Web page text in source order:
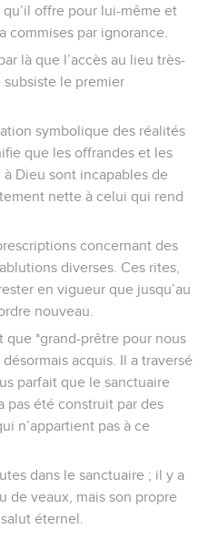
qu’il offre pour lui-même et
commises par ignorance.
là que l’accès au lieu très-
subsiste le premier
symbolique des réalités
que les offrandes et les
à Dieu sont incapables de
nette à celui qui rend
concernant des
diverses. Ces rites,
en vigueur que jusqu’au
nouveau.
que *grand-prêtre pour nous
acquis. Il a traversé
parfait que le sanctuaire
pas été construit par des
n’appartient pas à ce
dans le sanctuaire ; il y a
de veaux, mais son propre
éternel.